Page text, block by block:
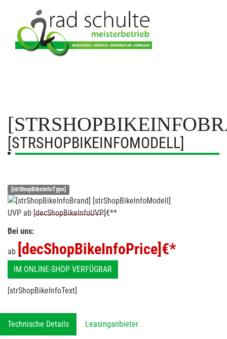
[STRSHOPBIKEINFOMODELL]
[strShopBikeInfoType]
UVP ab [decShopBikeInfoUVP]€**
Bei uns:
ab [decShopBikeInfoPrice] €*
IM ONLINE-SHOP VERFÜGBAR
[strShopBikeInfoText]
Technische Details Leasinganbieter